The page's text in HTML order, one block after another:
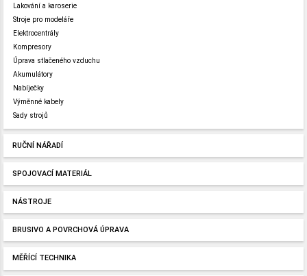
Lakování a karoserie
Stroje pro modeláře
Elektrocentrály
Kompresory
Úprava stlačeného vzduchu
Akumulátory
Nabíječky
Výměnné kabely
Sady strojů
RUČNÍ NÁŘADÍ
SPOJOVACÍ MATERIÁL
NÁSTROJE
BRUSIVO A POVRCHOVÁ ÚPRAVA
MĚŘÍCÍ TECHNIKA